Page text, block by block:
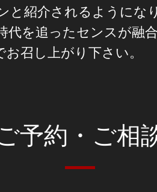
と紹介されるようにな
代を追ったセンスが融
召し上がり下さい。
予約・ご相